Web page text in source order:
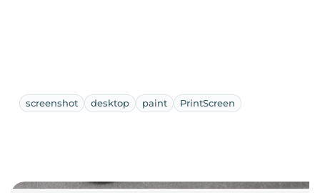
screenshot desktop paint PrintScreen